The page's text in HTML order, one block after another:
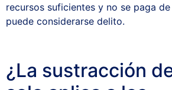
recursos suficientes y no se paga
puede considerarse delito.
¿La sustracción